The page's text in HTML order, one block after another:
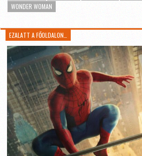
WONDER WOMAN
EZALATT A FŐOLDALON…